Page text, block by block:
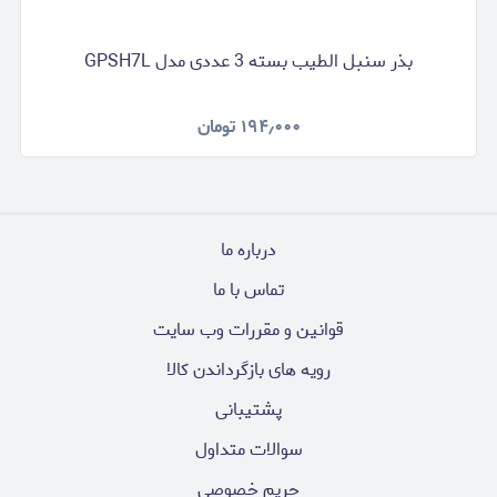
بذر سنبل الطیب بسته 3 عددی مدل GPSH7L
۱۹۴٫۰۰۰ تومان
درباره ما
تماس با ما
قوانین و مقررات وب سایت
رویه های بازگرداندن کالا
پشتیبانی
سوالات متداول
حریم خصوصی